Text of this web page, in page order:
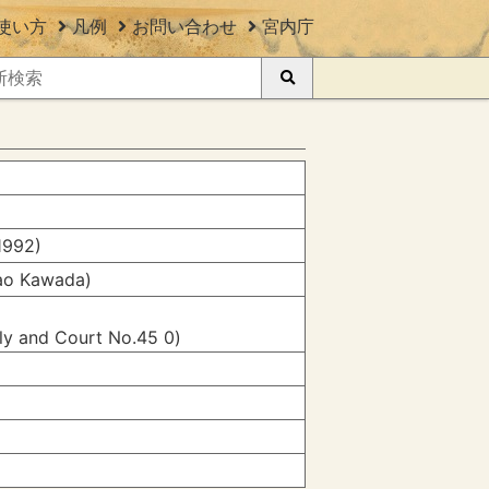
い方 凡例 お問い合わせ 宮内庁
Kawada)
and Court No.45 0)